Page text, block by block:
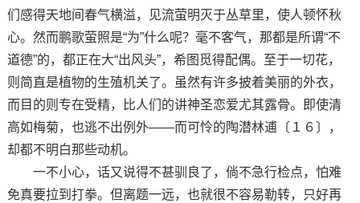
们感得天地间春气横溢，见流萤明灭于丛草里，使人顿怀秋
心。然而鹏歌萤照是“为”什么呢？毫不客气，那都是所谓“不
道德”的，都正在大“出风头”，希图觅得配偶。至于一切花，
则简直是植物的生殖机关了。虽然有许多披着美丽的外衣，
而目的则专在受精，比人们的讲神圣恋爱尤其露骨。即使清
高如梅菊，也逃不出例外——而可怜的陶潜林逋〔１６〕，
却都不明白那些动机。
一不小心，话又说得不甚驯良了，倘不急行检点，怕难
免真要拉到打拳。但离题一远，也就很不容易勒转，只好再